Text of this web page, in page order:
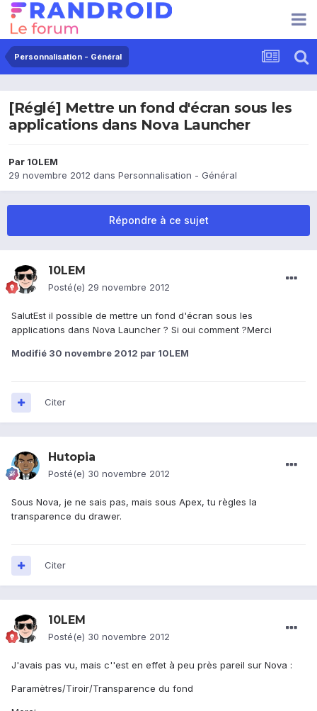
Personnalisation - Général
[Réglé] Mettre un fond d'écran sous les
applications dans Nova Launcher
Par 10LEM
29 novembre 2012 dans Personnalisation - Général
Répondre à ce sujet
10LEM
Posté(e) 29 novembre 2012
SalutEst il possible de mettre un fond d'écran sous les
applications dans Nova Launcher ? Si oui comment ?Merci
Modifié 30 novembre 2012 par 10LEM
Citer
Hutopia
Posté(e) 30 novembre 2012
Sous Nova, je ne sais pas, mais sous Apex, tu règles la
transparence du drawer.
Citer
10LEM
Posté(e) 30 novembre 2012
J'avais pas vu, mais c''est en effet à peu près pareil sur Nova :
Paramètres/Tiroir/Transparence du fond